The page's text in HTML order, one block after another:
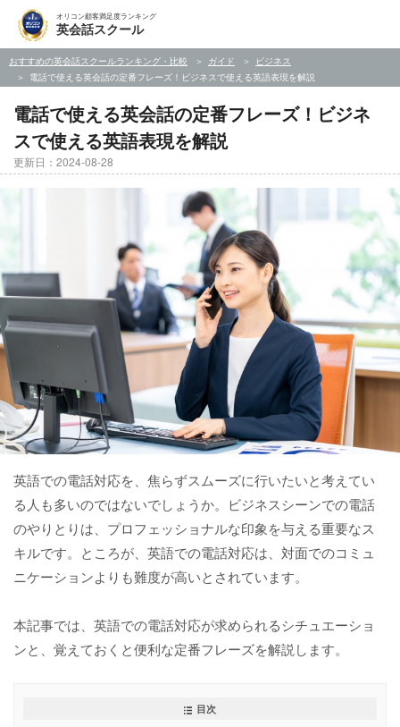
オリコン顧客満足度ランキング
英会話スクール
おすすめの英会話スクールランキング・比較 ガイド
ビジネス
電話で使える英会話の定番フレーズ！ビジネスで使える英語表現を解説
電話で使える英会話の定番フレーズ！ビジネ
スで使える英語表現を解説
更新日：2024-08-28
英語での電話対応を、焦らずスムーズに行いたいと考えてい
る人も多いのではないでしょうか。ビジネスシーンでの電話
のやりとりは、プロフェッショナルな印象を与える重要なス
キルです。ところが、英語での電話対応は、対面でのコミュ
ニケーションよりも難度が高いとされています。
本記事では、英語での電話対応が求められるシチュエーショ
ンと、覚えておくと便利な定番フレーズを解説します。
目次